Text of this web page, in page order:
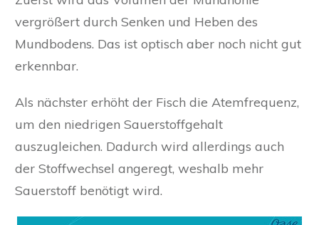
vergrößert durch Senken und Heben des
Mundbodens. Das ist optisch aber noch nicht gut
erkennbar.
Als nächster erhöht der Fisch die Atemfrequenz,
um den niedrigen Sauerstoffgehalt
auszugleichen. Dadurch wird allerdings auch
der Stoffwechsel angeregt, weshalb mehr
Sauerstoff benötigt wird.